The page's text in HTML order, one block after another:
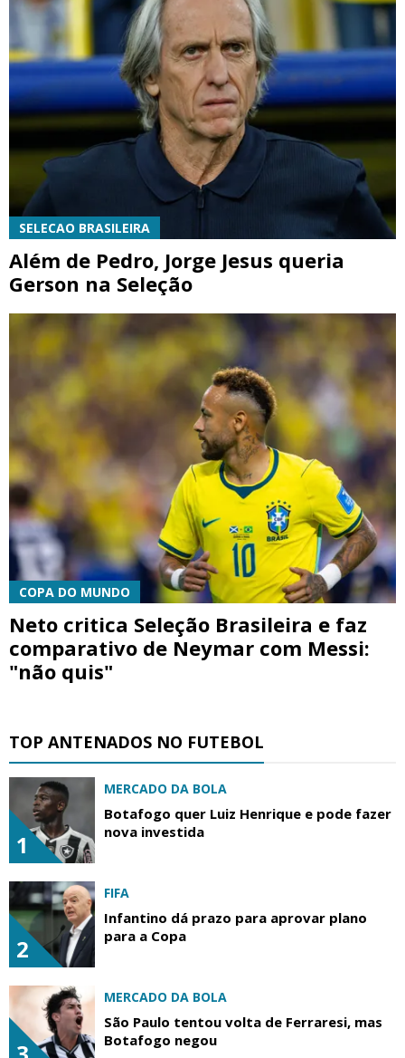
SELECAO BRASILEIRA
Além de Pedro, Jorge Jesus queria
Gerson na Seleção
COPA DO MUNDO
Neto critica Seleção Brasileira e faz
comparativo de Neymar com Messi:
"não quis"
TOP ANTENADOS NO FUTEBOL
1
MERCADO DA BOLA
Botafogo quer Luiz Henrique e pode fazer
nova investida
2
FIFA
Infantino dá prazo para aprovar plano
para a Copa
MERCADO DA BOLA
São Paulo tentou volta de Ferraresi, mas
Botafogo negou